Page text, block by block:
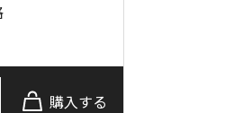
購入する